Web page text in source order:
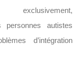
exclusivement,
personnes autistes
d’intégration